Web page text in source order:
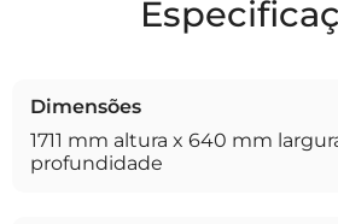
Dimensões
1711 mm altura x 640 mm
profundidade